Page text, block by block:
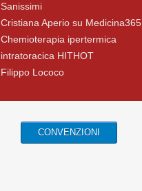
Sanissimi
Cristiana Aperio su Medicina365
Chemioterapia ipertermica
intratoracica HITHOT
Filippo Lococo
CONVENZIONI